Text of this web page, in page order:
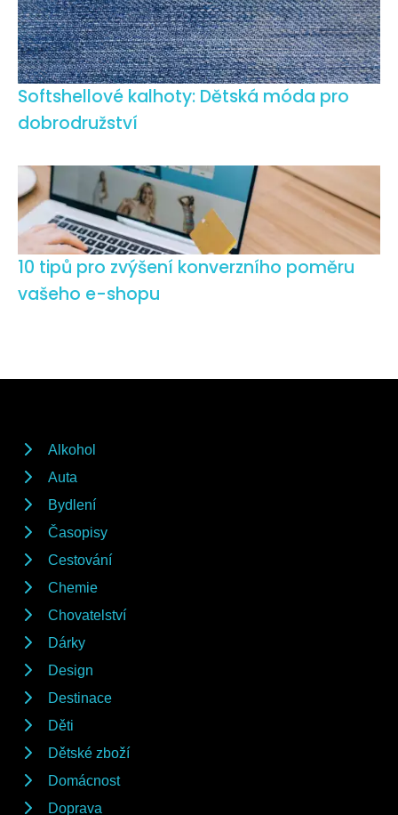
Softshellové kalhoty: Dětská móda pro
dobrodružství
10 tipů pro zvýšení konverzního poměru
vašeho e-shopu
Alkohol
Auta
Bydlení
Časopisy
Cestování
Chemie
Chovatelství
Dárky
Design
Destinace
Děti
Dětské zboží
Domácnost
Doprava